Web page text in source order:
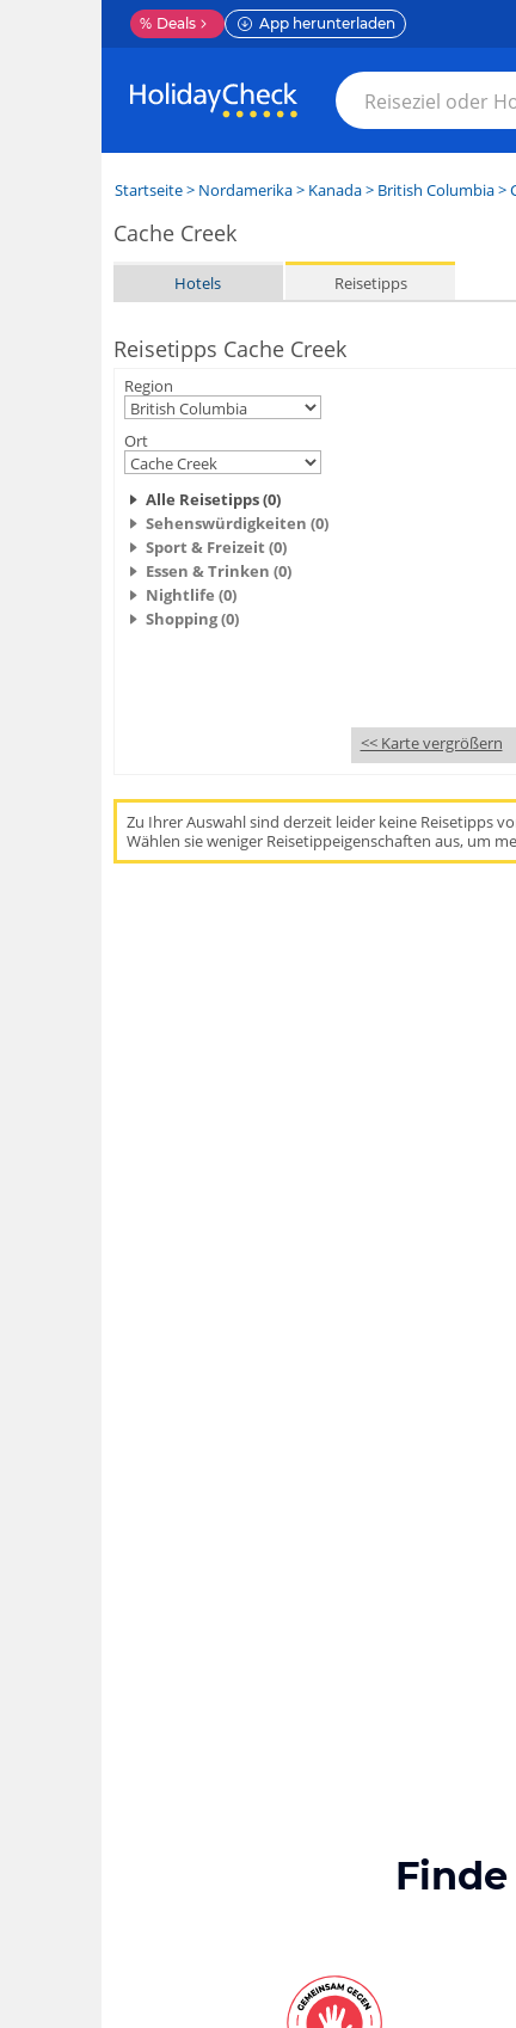
% Deals App herunterladen
Startseite> Nordamerika> Kanada> British Columbia>
Cache Creek
Hotels Reisetipps
Reisetipps Cache Creek
Region
Ort
Alle Reisetipps (0)
Sehenswürdigkeiten (0)
Sport & Freizeit (0)
Essen & Trinken (0)
Nightlife (0)
Shopping (0)
<< Karte vergrößern
Zu Ihrer Auswahl sind derzeit leider keine Reisetipps
Wählen sie weniger Reisetippeigenschaften aus, um